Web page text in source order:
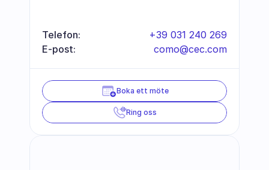
Telefon:
+39 031 240 269
E-post:
como@cec.com
Boka ett möte
Ring oss